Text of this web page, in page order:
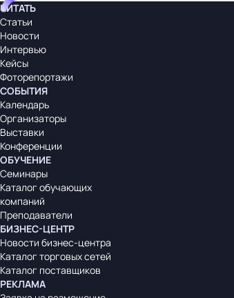
ЧИТАТЬ
Статьи
Новости
Интервью
Кейсы
Фоторепортажи
СОБЫТИЯ
Календарь
Организаторы
Выставки
Конференции
ОБУЧЕНИЕ
Семинары
Каталог обучающих
компаний
Преподаватели
БИЗНЕС-ЦЕНТР
Новости бизнес-центра
Каталог торговых сетей
Каталог поставщиков
РЕКЛАМА